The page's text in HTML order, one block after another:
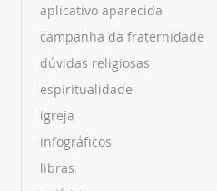
aplicativo aparecida
campanha da fraternidade
dúvidas religiosas
espiritualidade
igreja
infográficos
libras